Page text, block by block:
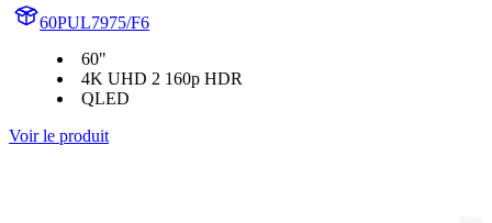
60PUL7975/F6
60"
4K UHD 2 160p HDR
QLED
Voir le produit